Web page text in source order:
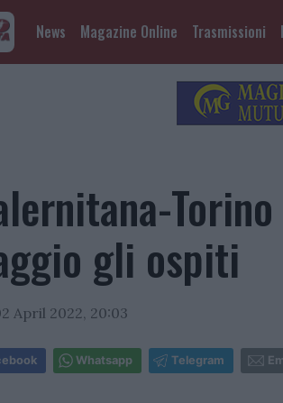
News Magazine Online Trasmissioni
gli ospiti
April 2022, 20:03
Whatsapp Telegram